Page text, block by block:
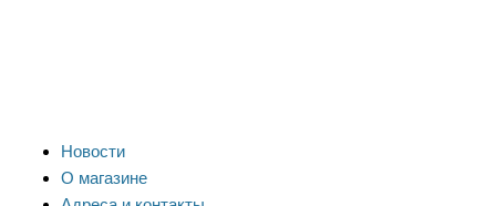
Новости
О магазине